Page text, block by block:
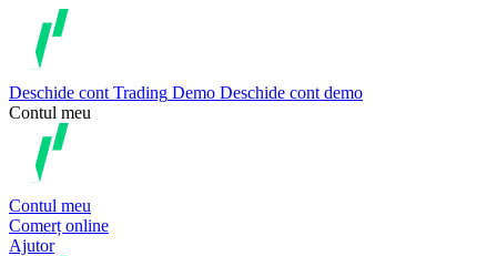
Deschide cont Trading Demo Deschide cont demo
Contul meu
Contul meu
Comerț online
Ajutor